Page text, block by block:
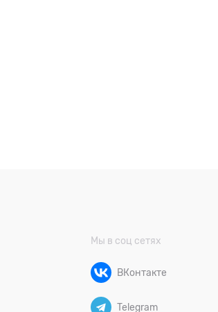
Мы в соц сетях
ВКонтакте
Telegram